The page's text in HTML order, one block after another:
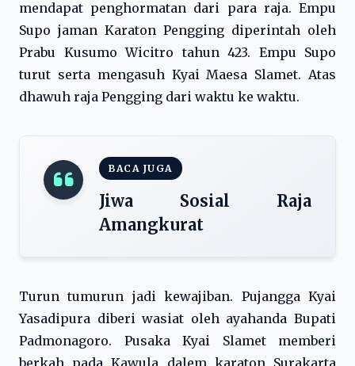
mendapat penghormatan dari para raja. Empu
Supo jaman Karaton Pengging diperintah oleh
Prabu Kusumo Wicitro tahun 423. Empu Supo
turut serta mengasuh Kyai Maesa Slamet. Atas
dhawuh raja Pengging dari waktu ke waktu.
BACA JUGA
Jiwa Sosial Raja
Amangkurat
Turun tumurun jadi kewajiban. Pujangga Kyai
Yasadipura diberi wasiat oleh ayahanda Bupati
Padmonagoro. Pusaka Kyai Slamet memberi
berkah pada Kawula dalem karaton Surakarta